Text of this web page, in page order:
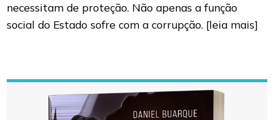
necessitam de proteção. Não apenas a função
social do Estado sofre com a corrupção. [leia mais]